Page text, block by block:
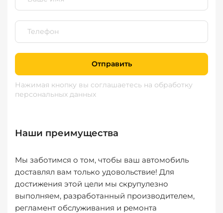
Отправить
Нажимая кнопку вы соглашаетесь на обработку
персональных данных
Наши преимущества
Мы заботимся о том, чтобы ваш автомобиль
доставлял вам только удовольствие! Для
достижения этой цели мы скрупулезно
выполняем, разработанный производителем,
регламент обслуживания и ремонта